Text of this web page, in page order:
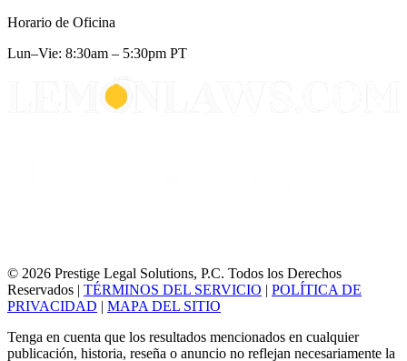
Horario de Oficina
Lun–Vie: 8:30am – 5:30pm PT
© 2026 Prestige Legal Solutions, P.C. Todos los Derechos
Reservados | TÉRMINOS DEL SERVICIO | POLÍTICA DE
PRIVACIDAD | MAPA DEL SITIO
Tenga en cuenta que los resultados mencionados en cualquier
publicación, historia, reseña o anuncio no reflejan necesariamente la